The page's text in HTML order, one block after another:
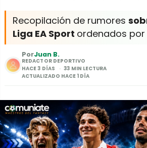
Recopilación de rumores
Liga EA Sport ordenados por
PorJuan B.
REDACTOR DEPORTIVO
HACE 3 DÍAS
33 MIN LECTURA
ACTUALIZADO HACE 1 DÍA